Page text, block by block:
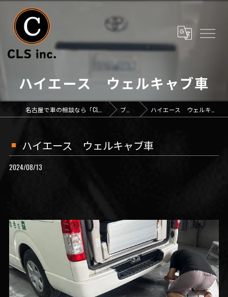
ハイエース ウェルキャブ車
ブログ ハイエース ウェルキャブ車
ハイエース ウェルキャブ車
2024/08/13